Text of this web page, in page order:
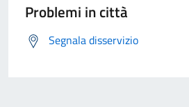
Problemi in città
Segnala disservizio